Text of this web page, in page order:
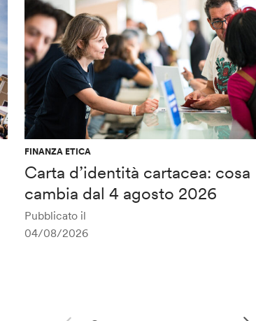
FINANZA ETICA
Carta d’identità cartacea: cosa
cambia dal 4 agosto 2026
Pubblicato il
04/08/2026